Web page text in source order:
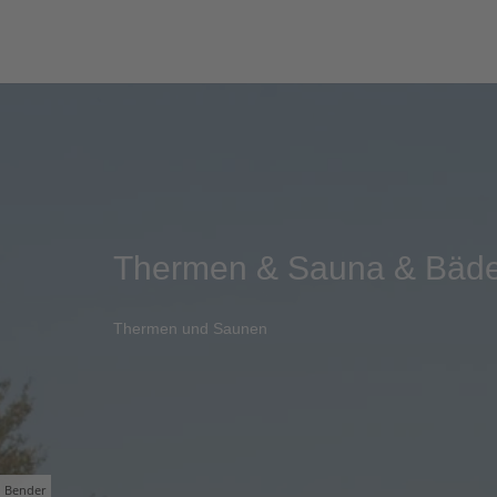
Bender
Thermen & Sauna &
Thermen und Saunen